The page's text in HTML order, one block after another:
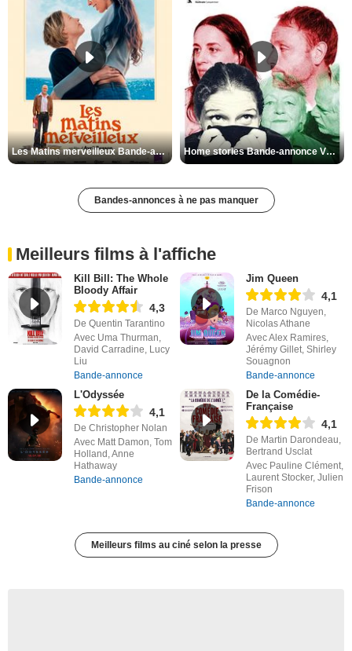
Les Matins merveilleux Bande-annonce VF Home stories Bande-annonce VO STFR
Bandes-annonces à ne pas manquer
Meilleurs films à l'affiche
Kill Bill: The Whole
Bloody Affair
4,3
De Quentin Tarantino
Avec Uma Thurman,
David Carradine, Lucy
Liu
Bande-annonce
Jim Queen
4,1
De Marco Nguyen,
Nicolas Athane
Avec Alex Ramires,
Jérémy Gillet, Shirley
Souagnon
Bande-annonce
L'Odyssée
4,1
De Christopher Nolan
Avec Matt Damon, Tom
Holland, Anne
Hathaway
Bande-annonce
De la Comédie-
Française
4,1
De Martin Darondeau,
Bertrand Usclat
Avec Pauline Clément,
Laurent Stocker, Julien
Frison
Bande-annonce
Meilleurs films au ciné selon la presse